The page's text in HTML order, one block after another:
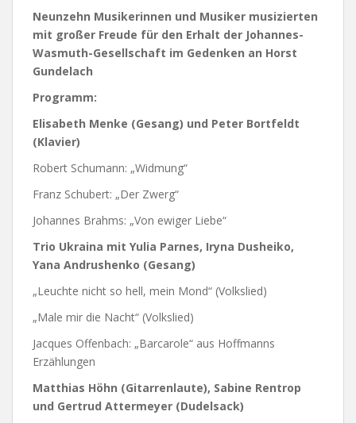
Neunzehn Musikerinnen und Musiker musizierten
mit großer Freude für den Erhalt der Johannes-
Wasmuth-Gesellschaft im Gedenken an Horst
Gundelach
Programm:
Elisabeth Menke (Gesang) und Peter Bortfeldt
(Klavier)
Robert Schumann: „Widmung“
Franz Schubert: „Der Zwerg“
Johannes Brahms: „Von ewiger Liebe“
Trio Ukraina mit Yulia Parnes, Iryna Dusheiko,
Yana Andrushenko (Gesang)
„Leuchte nicht so hell, mein Mond“ (Volkslied)
„Male mir die Nacht“ (Volkslied)
Jacques Offenbach: „Barcarole“ aus Hoffmanns
Erzählungen
Matthias Höhn (Gitarrenlaute), Sabine Rentrop
und Gertrud Attermeyer (Dudelsack)